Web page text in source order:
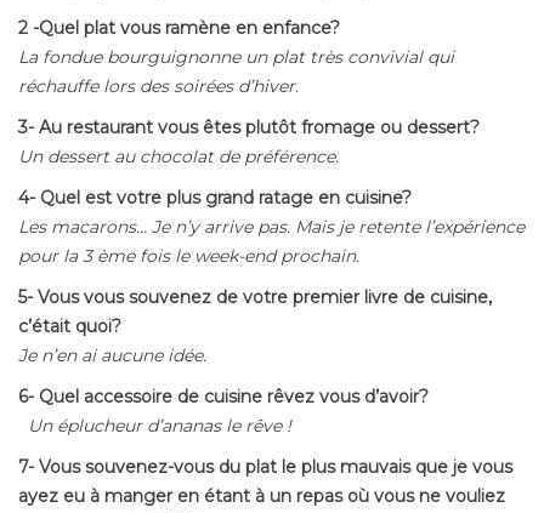
2 -Quel plat vous ramène en enfance?
La fondue bourguignonne un plat très convivial qui
réchauffe lors des soirées d’hiver.
3- Au restaurant vous êtes plutôt fromage ou dessert?
Un dessert au chocolat de préférence.
4- Quel est votre plus grand ratage en cuisine?
Les macarons… Je n’y arrive pas. Mais je retente l’expérience
pour la 3 ème fois le week-end prochain.
5- Vous vous souvenez de votre premier livre de cuisine,
c’était quoi?
Je n’en ai aucune idée.
6- Quel accessoire de cuisine rêvez vous d’avoir?
Un éplucheur d’ananas le rêve !
7- Vous souvenez-vous du plat le plus mauvais que je vous
ayez eu à manger en étant à un repas où vous ne vouliez